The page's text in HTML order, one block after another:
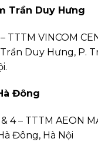
Trần Duy Hưng
TTTM VINCOM
Duy Hưng, P.
Đông
4 – TTTM AEON
Đông, Hà Nội